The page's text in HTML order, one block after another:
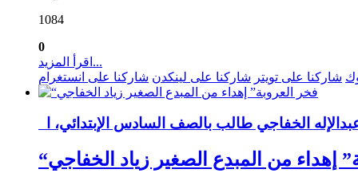
1084
0
اقرأ المزيد...
شاركنا على تويتر شاركنا على لينكدن شاركنا على انستغرام
إهداء من المبدع الصغير زياد الخفاجي